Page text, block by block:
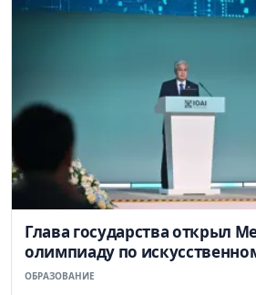
Глава государства открыл
олимпиаду по
ОБРАЗОВАНИЕ